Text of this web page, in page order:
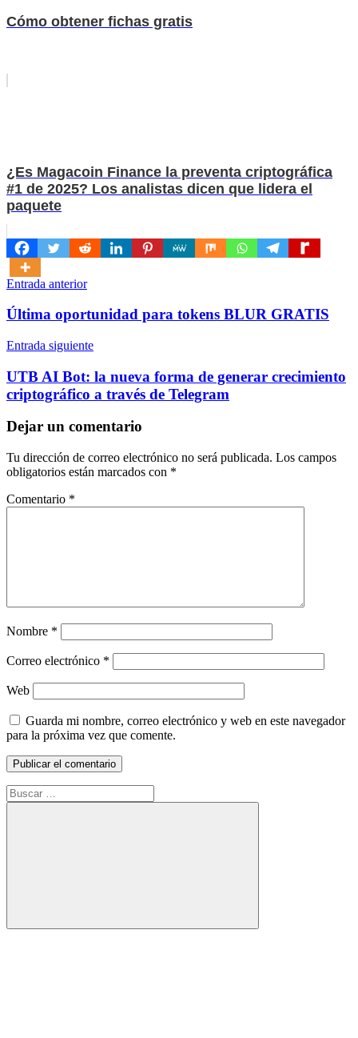
Cómo obtener fichas gratis
¿Es Magacoin Finance la preventa criptográfica
#1 de 2025? Los analistas dicen que lidera el
paquete
Navegación
de
entradas
Entrada anterior
Última oportunidad para tokens BLUR GRATIS
Entrada siguiente
UTB AI Bot: la nueva forma de generar crecimiento
criptográfico a través de Telegram
Dejar un comentario
Tu dirección de correo electrónico no será publicada. Los campos
obligatorios están marcados con *
Comentario *
Nombre *
Correo electrónico *
Web
Guarda mi nombre, correo electrónico y web en este navegador
para la próxima vez que comente.
Buscar:
Buscar